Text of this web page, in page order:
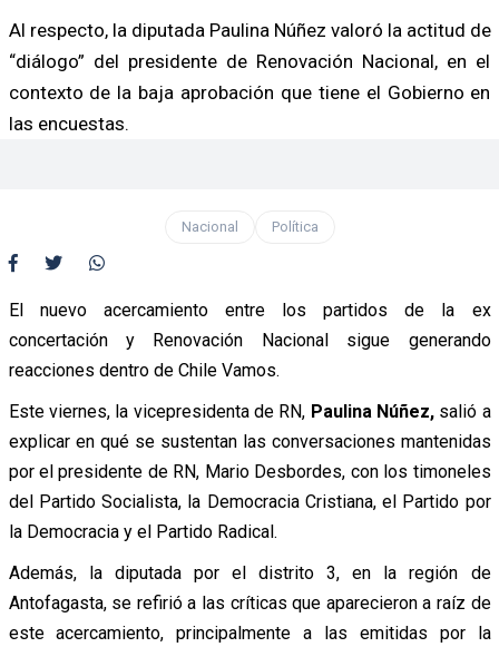
Al respecto, la diputada Paulina Núñez valoró la actitud de
“diálogo” del presidente de Renovación Nacional, en el
contexto de la baja aprobación que tiene el Gobierno en
las encuestas.
Nacional Política
El nuevo acercamiento entre los partidos de la ex
concertación y Renovación Nacional sigue generando
reacciones dentro de Chile Vamos.
Este viernes, la vicepresidenta de RN, Paulina Núñez,salió a
explicar en qué se sustentan las conversaciones mantenidas
por el presidente de RN, Mario Desbordes, con los timoneles
del Partido Socialista, la Democracia Cristiana, el Partido por
la Democracia y el Partido Radical.
Además, la diputada por el distrito 3, en la región de
Antofagasta, se refirió a las críticas que aparecieron a raíz de
este acercamiento, principalmente a las emitidas por la